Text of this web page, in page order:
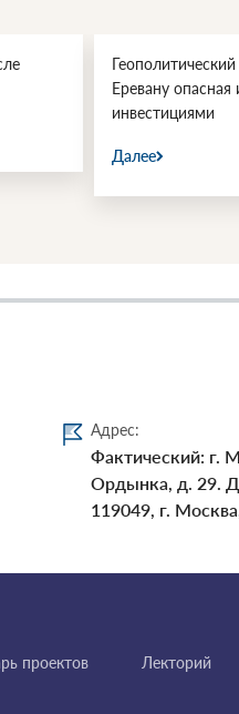
Геополитический
Еревану опасная
инвестициями
Далее
Адрес:
Фактический: г.
Ордынка, д. 29.
119049, г.
проектов Лекторий